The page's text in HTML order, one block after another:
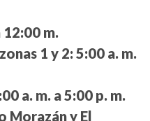
12:00 m.
1 y 2: 5:00 a. m.
a. m. a 5:00 p. m.
Morazán y El